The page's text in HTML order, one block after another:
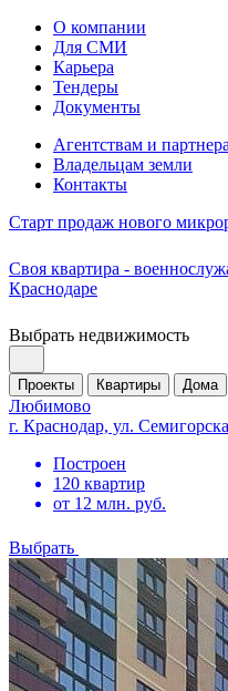
О компании
Для СМИ
Карьера
Тендеры
Документы
Агентствам и
Владельцам земли
Контакты
Старт продаж нового
Своя квартира -
Краснодаре
Выбрать недвижимость
Проекты Квартиры Дома
Любимово
г. Краснодар, ул.
Построен
120 квартир
от 12 млн. руб.
Выбрать